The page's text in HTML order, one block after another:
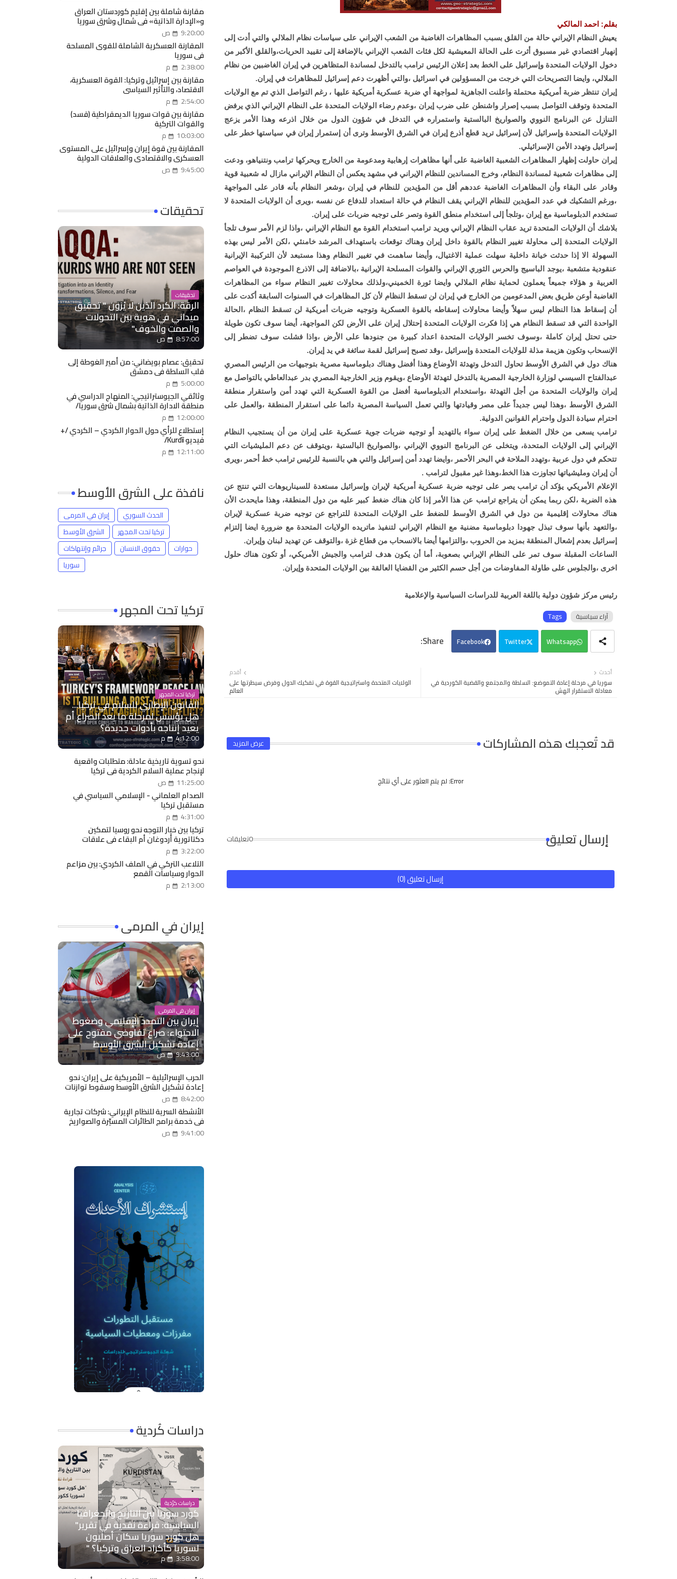
بقلم: احمد المالكي
يعيش النظام الإيراني حالة من القلق بسبب المظاهرات الغاضبة من الشعب الإيراني على سياسات نظام الملالي والتي أدت إلى
إنهيار اقتصادي غير مسبوق أثرت على الحالة المعيشية لكل فئات الشعب الإيراني بالإضافة إلى تقييد الحريات،والقلق الأكبر من
دخول الولايات المتحدة وإسرائيل على الخط بعد إعلان الرئيس ترامب بالتدخل لمساندة المتظاهرين في إيران الغاضبين من نظام
الملالي، وايضا التصريحات التي خرجت من المسؤولين في اسرائيل ،والتي أظهرت دعم إسرائيل للمظاهرات في إيران.
إيران تنتظر ضربة أمريكية محتملة واعلنت الجاهزية لمواجهة أي ضربة عسكرية أمريكية عليها ، رغم التواصل الذي تم مع الولايات
المتحدة وتوقف التواصل بسبب إصرار واشنطن على ضرب إيران ،وعدم رضاء الولايات المتحدة على النظام الإيراني الذي يرفض
التنازل عن البرنامج النووي والصواريخ البالستية واستمراره في التدخل في شؤون الدول من خلال اذرعه وهذا الأمر يزعج
الولايات المتحدة وإسرائيل لأن إسرائيل تريد قطع أذرع إيران في الشرق الأوسط وترى أن إستمرار إيران في سياستها خطر على
إسرائيل وتهدد الأمن الإسرائيلي.
إيران حاولت إظهار المظاهرات الشعبية الغاضبة على أنها مظاهرات إرهابية ومدعومة من الخارج ويحركها ترامب ونتنياهو، ودعت
إلى مظاهرات شعبية لمساندة النظام، وخرج المساندين للنظام الإيراني في مشهد يعكس أن النظام الإيراني مازال له شعبية قوية
وقادر على البقاء وأن المظاهرات الغاضبة عددهم أقل من المؤيدين للنظام في إيران ،وشعر النظام بأنه قادر على المواجهة
،ورغم التشكيك في عدد المؤيدين للنظام الإيراني يقف النظام في حالة استعداد للدفاع عن نفسه ،ويرى أن الولايات المتحدة لا
تستخدم الدبلوماسية مع إيران ،وتلجأ إلى استخدام منطق القوة وتصر على توجيه ضربات على إيران.
بلاشك أن الولايات المتحدة تريد عقاب النظام الإيراني ويريد ترامب استخدام القوة مع النظام الإيراني ،واذا لزم الأمر سوف تلجأ
الولايات المتحدة إلى محاولة تغيير النظام بالقوة داخل إيران وهناك توقعات باستهداف المرشد خامنئي ،لكن الأمر ليس بهذه
السهولة الا إذا حدثت خيانة داخلية سهلت عملية الاغتيال، وأيضا ساهمت في تغيير النظام وهذا مستبعد لأن التركيبة الإيرانية
عنقودية متشعبة ،يوجد الباسيج والحرس الثوري الإيراني والقوات المسلحة الإيرانية ،بالاضافة إلى الاذرع الموجودة في العواصم
العربية و هؤلاء جميعاً يعملون لحماية نظام الملالي وايضا ثورة الخميني،ولذلك محاولات تغيير النظام سواء من المظاهرات
الغاضبة أوعن طريق بعض المدعومين من الخارج في إيران لن تسقط النظام لأن كل المظاهرات في السنوات السابقة أكدت على
أن إسقاط هذا النظام ليس سهلاً وأيضا محاولات إسقاطه بالقوة العسكرية وتوجيه ضربات أمريكية لن تسقط النظام ،الحالة
الواحدة التي قد تسقط النظام هي إذا فكرت الولايات المتحدة إحتلال إيران على الأرض لكن المواجهة، أيضا سوف تكون طويلة
حتى تحتل إيران كاملة ،وسوف تخسر الولايات المتحدة اعداد كبيرة من جنودها على الأرض ،واذا فشلت سوف تضطر إلى
الإنسحاب وتكون هزيمة مذلة للولايات المتحدة وإسرائيل ،وقد تصبح إسرائيل لقمة سائغة في يد إيران.
هناك دول في الشرق الأوسط تحاول التدخل وتهدئة الأوضاع وهذا أفضل وهناك دبلوماسية مصرية بتوجيهات من الرئيس المصري
عبدالفتاح السيسي لوزارة الخارجية المصرية بالتدخل لتهدئة الأوضاع ،ويقوم وزير الخارجية المصري بدر عبدالعاطي بالتواصل مع
إيران والولايات المتحدة من أجل التهدئة ،واستخدام الدبلوماسية أفضل من القوة العسكرية التي تهدد أمن واستقرار منطقة
الشرق الأوسط ،وهذا ليس جديداً على مصر وقيادتها والتي تعمل السياسة المصرية دائما على استقرار المنطقة ،والعمل على
احترام سيادة الدول واحترام القوانين الدولية.
ترامب يسعى من خلال الضغط على إيران سواء بالتهديد أو توجيه ضربات جوية عسكرية على إيران من أن يستجيب النظام
الإيراني إلى الولايات المتحدة، ويتخلى عن البرنامج النووي الإيراني ،والصواريخ البالستية ،ويتوقف عن دعم المليشيات التي
تتحكم في دول عربية ،وتهدد الملاحة في البحر الأحمر ،وايضا تهدد أمن إسرائيل والتي هي بالنسبة للرئيس ترامب خط أحمر ،ويرى
أن إيران ومليشياتها تجاوزت هذا الخط،وهذا غير مقبول لترامب .
الإعلام الأمريكي يؤكد أن ترامب يصر على توجيه ضربة عسكرية أمريكية لإيران وإسرائيل مستعدة للسيناريوهات التي تنتج عن
هذه الضربة ،لكن ربما يمكن أن يتراجع ترامب عن هذا الأمر إذا كان هناك ضغط كبير عليه من دول المنطقة، وهذا مايحدث الأن
هناك محاولات إقليمية من دول في الشرق الأوسط للضغط على الولايات المتحدة للتراجع عن توجيه ضربة عسكرية لإيران
،والتعهد بأنها سوف تبذل جهودا دبلوماسية مضنية مع النظام الإيراني لتنفيذ ماتريده الولايات المتحدة مع ضرورة ايضا إلتزام
إسرائيل بعدم إشعال المنطقة بمزيد من الحروب ،والتزامها أيضا بالانسحاب من قطاع غزة ،والتوقف عن تهديد لبنان وإيران.
الساعات المقبلة سوف تمر على النظام الإيراني بصعوبة، أما أن يكون هدف لترامب والجيش الأمريكي، أو تكون هناك حلول
اخرى ،والجلوس على طاولة المفاوضات من أجل حسم الكثير من القضايا العالقة بين الولايات المتحدة وإيران.
رئيس مركز شؤون دولية باللغة العربية للدراسات السياسية والإعلامية
Tags آراء سياسية
Facebook Twitter Whatsapp
أحدث
سوريا في مرحلة إعادة التموضع: السلطة والمجتمع والقضية الكوردية في
معادلة الاستقرار الهش
أقدم
الولايات المتحدة واستراتيجية القوة في تفكيك الدول وفرض سيطرتها على
العالم
قد تُعجبك هذه المشاركات عرض المزيد
Error: لم يتم العثور على أي نتائج
إرسال تعليق 0تعليقات
إرسال تعليق (0)
مقارنة شاملة بين إقليم كوردستان العراق
و«الإدارة الذاتية» في شمال وشرق سوريا
9:20:00 ص
المقارنة العسكرية الشاملة للقوى المسلحة
في سوريا
2:38:00 م
مقارنة بين إسرائيل وتركيا: القوة العسكرية،
الاقتصاد، والتأثير السياسي
2:54:00 م
مقارنة بين قوات سوريا الديمقراطية (قسد)
والقوات التركية
10:03:00 م
المقارنة بين قوة إيران وإسرائيل على المستوى
العسكري والاقتصادي والعلاقات الدولية
9:45:00 ص
تحقيقات
تحقيقات
الرقة: الكرد الذين لا يُرَون " تحقيق
ميداني في هوية بين التحولات
والصمت والخوف"
8:57:00 ص
تحقيق: عصام بويضاني: من أمير الغوطة إلى
قلب السلطة في دمشق
5:00:00 م
وثائقي الجيوستراتيجي: المنهاج الدراسي في
منطقة الادارة الذاتية بشمال شرق سوريا/
روجآفا
12:00:00 م
إستطلاع للرأي حول الحوار الكردي – الكردي /+
فيديو Kurdȋ/
12:11:00 م
نافذة على الشرق الأوسط
إيران في المرمى
الحدث السوري
الشرق الأوسط
تركيا تحت المجهر
جرائم وإنتهاكات
حقوق الانسان
حوارات
سوريا
تركيا تحت المجهر
تركيا تحت المجهر
القانون الإطاري للسلام في تركيا...
هل يؤسس لمرحلة ما بعد الصراع أم
يعيد إنتاجه بأدوات جديدة؟
4:12:00 م
نحو تسوية تاريخية عادلة: متطلبات واقعية
لإنجاح عملية السلام الكردية في تركيا
11:25:00 ص
الصدام العلماني - الإسلامي السياسي في
مستقبل تركيا
4:31:00 م
تركيا بين خيار التوجه نحو روسيا لتمكين
دكتاتورية أردوغان أم البقاء في علاقات
إستراتيجية مع الغرب؟
3:22:00 م
التلاعب التركي في الملف الكردي: بين مزاعم
الحوار وسياسات القمع
2:13:00 م
إيران في المرمى
إيران في المرمى
إيران بين التمدد الإقليمي وضغوط
الاحتواء: صراع تفاوضي مفتوح على
إعادة تشكيل الشرق الأوسط
9:43:00 ص
الحرب الإسرائيلية – الأمريكية على إيران: نحو
إعادة تشكيل الشرق الأوسط وسقوط توازنات
النظام الإيراني مدخل: حرب تتجاوز حدود الضربات
العسكرية
8:42:00 ص
الأنشطة السرية للنظام الإيراني: شركات تجارية
في خدمة برامج الطائرات المسيّرة والصواريخ
9:41:00 ص
دراسات كُردية
دراسات كرُدية
كورد سوريا بين التاريخ والجغرافيا
السياسية: قراءة نقدية في تقرير"
هل كورد سوريا سكان أصليون
لسوريا كأكراد العراق وتركيا؟ "
3:58:00 م